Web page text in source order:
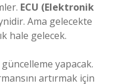
ECU (Elektronik
Ama gelecekte
hale gelecek.
yapacak.
artırmak için